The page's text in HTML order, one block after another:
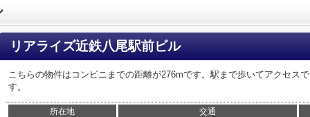
リアライズ近鉄八尾駅前ビル
こちらの物件はコンビニまでの距離が276mです。駅まで歩いてアクセス
す。
所在地 交通